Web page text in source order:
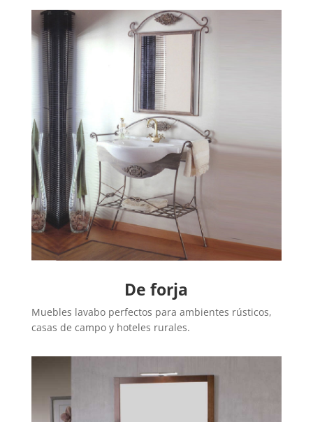
De forja
Muebles lavabo perfectos para ambientes rústicos,
casas de campo y hoteles rurales.